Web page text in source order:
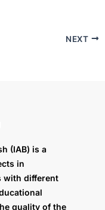
NEXT
(IAB) is a
in
with different
quality of the